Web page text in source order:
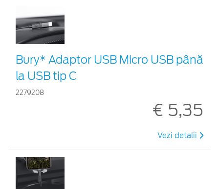
Bury* Adaptor USB Micro USB până
la USB tip C
2279208
€ 5,35
Vezi detalii